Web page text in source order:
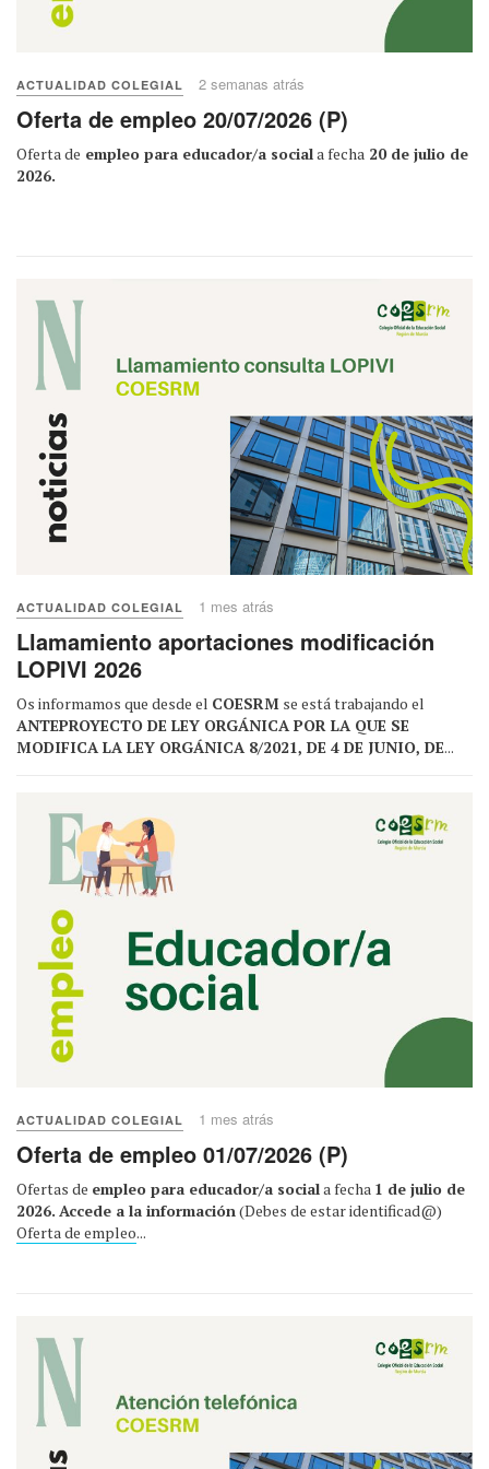
ACTUALIDAD COLEGIAL 2 semanas atrás
Oferta de empleo 20/07/2026 (P)
Oferta de empleo para educador/a sociala fecha 20 de julio de
2026.
ACTUALIDAD COLEGIAL 1 mes atrás
Llamamiento aportaciones modificación
LOPIVI 2026
Os informamos que desde el COESRM se está trabajando el
ANTEPROYECTO DE LEY ORGÁNICA POR LA QUE SE
MODIFICA LA LEY ORGÁNICA 8/2021, DE 4 DE JUNIO, DE...
ACTUALIDAD COLEGIAL 1 mes atrás
Oferta de empleo 01/07/2026 (P)
Ofertas de empleo para educador/a sociala fecha 1 de julio de
2026. Accede a la información(Debes de estar identificad@)
Oferta de empleo...